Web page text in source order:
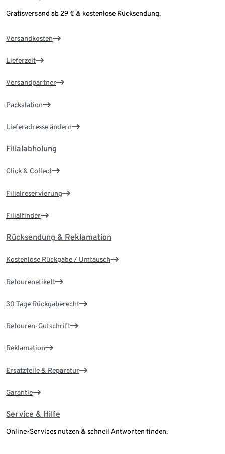
Gratisversand ab 29 € & kostenlose Rücksendung.
Versandkosten
Lieferzeit
Versandpartner
Packstation
Lieferadresse ändern
Filialabholung
Click & Collect
Filialreservierung
Filialfinder
Rücksendung & Reklamation
Kostenlose Rückgabe / Umtausch
Retourenetikett
30 Tage Rückgaberecht
Retouren-Gutschrift
Reklamation
Ersatzteile & Reparatur
Garantie
Service & Hilfe
Online-Services nutzen & schnell Antworten finden.